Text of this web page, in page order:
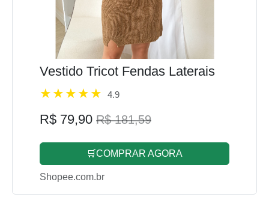
Vestido Tricot Fendas Laterais
4.9
R$ 79,90 R$ 181,59
🛒COMPRAR AGORA
Shopee.com.br